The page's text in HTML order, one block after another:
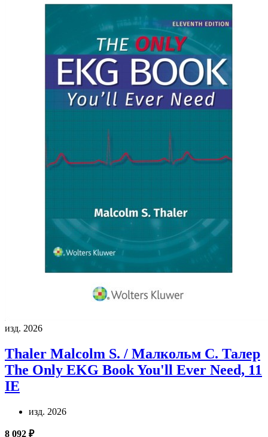
изд. 2026
Thaler Malcolm S. / Малкольм С. Талер
The Only EKG Book You'll Ever Need, 11
IE
изд. 2026
8 092 ₽